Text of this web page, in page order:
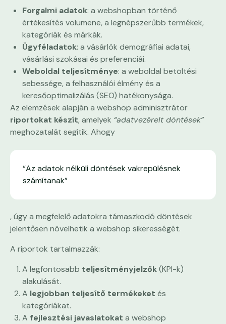
Forgalmi adatok: a webshopban történő
értékesítés volumene, a legnépszerűbb termékek,
kategóriák és márkák.
Ügyféladatok: a vásárlók demográfiai adatai,
vásárlási szokásai és preferenciái.
Weboldal teljesítménye: a weboldal betöltési
sebessége, a felhasználói élmény és a
keresőoptimalizálás (SEO) hatékonysága.
Az elemzések alapján a webshop adminisztrátor
riportokat készít, amelyek “adatvezérelt döntések”
meghozatalát segítik. Ahogy
“Az adatok nélküli döntések vakrepülésnek
számítanak”
, úgy a megfelelő adatokra támaszkodó döntések
jelentősen növelhetik a webshop sikerességét.
A riportok tartalmazzák:
A legfontosabb teljesítményjelzők(KPI-k)
alakulását.
A legjobban teljesítő termékeket és
kategóriákat.
A fejlesztési javaslatokat a webshop